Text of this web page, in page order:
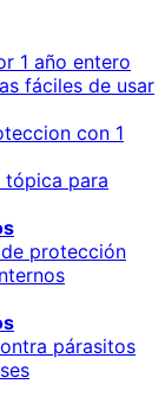
1 año entero
fáciles de usar
con 1
tópica para
protección
párasitos